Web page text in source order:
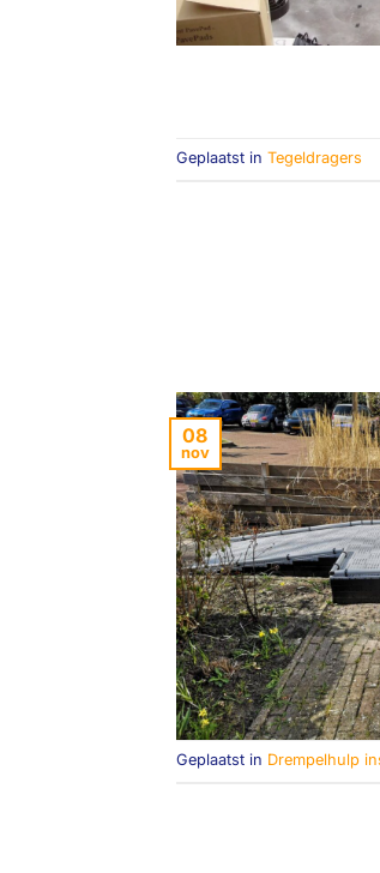
Geplaatst in Tegeldragers
08
nov
Geplaatst in Drempelhulp